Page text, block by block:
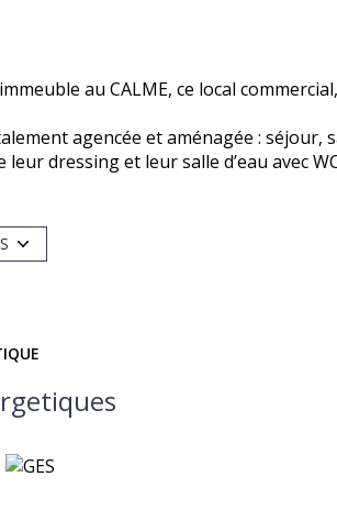
au CALME, ce local
agencée et aménagée : séjour,
dressing et leur salle d’eau avec
restaurants et des lieux de vie.
rend disponible sous 48H pour une